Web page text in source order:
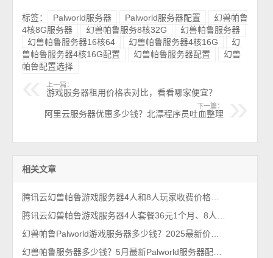
标签： Palworld服务器 Palworld服务器配置
幻兽帕鲁
4核8G服务器
幻兽帕鲁服务8核32G
幻兽帕鲁服务器
幻兽帕鲁服务器16核64
幻兽帕鲁服务器4核16G
幻
兽帕鲁服务器4核16G配置
幻兽帕鲁服务器配置
幻兽
帕鲁配置选择
上一篇：
游戏服务器租用价格表对比，看看哪家便宜？
下一篇：
阿里云服务器优惠多少钱？北漂程序员吐血整理
相关文章